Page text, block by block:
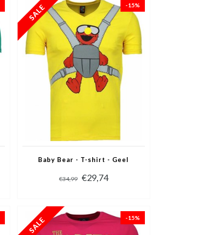
-15%
Baby Bear - T-shirt - Geel
€34,99 €29,74
-15%